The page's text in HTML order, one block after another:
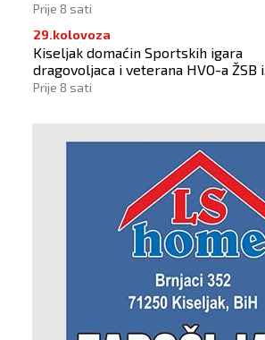
Prije 8 sati
29.kolovoza
Kiseljak domaćin Sportskih igara
dragovoljaca i veterana HVO-a ŽSB i
Dana branitelja
Prije 8 sati